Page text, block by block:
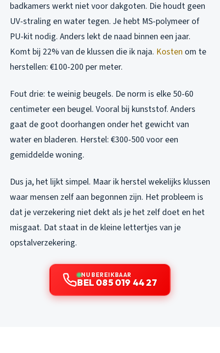
badkamers werkt niet voor dakgoten. Die houdt geen
UV-straling en water tegen. Je hebt MS-polymeer of
PU-kit nodig. Anders lekt de naad binnen een jaar.
Komt bij 22% van de klussen die ik naja. Kosten om te
herstellen: €100-200 per meter.
Fout drie: te weinig beugels. De norm is elke 50-60
centimeter een beugel. Vooral bij kunststof. Anders
gaat de goot doorhangen onder het gewicht van
water en bladeren. Herstel: €300-500 voor een
gemiddelde woning.
Dus ja, het lijkt simpel. Maar ik herstel wekelijks klussen
waar mensen zelf aan begonnen zijn. Het probleem is
dat je verzekering niet dekt als je het zelf doet en het
misgaat. Dat staat in de kleine lettertjes van je
opstalverzekering.
NU BEREIKBAAR
BEL 085 019 44 27